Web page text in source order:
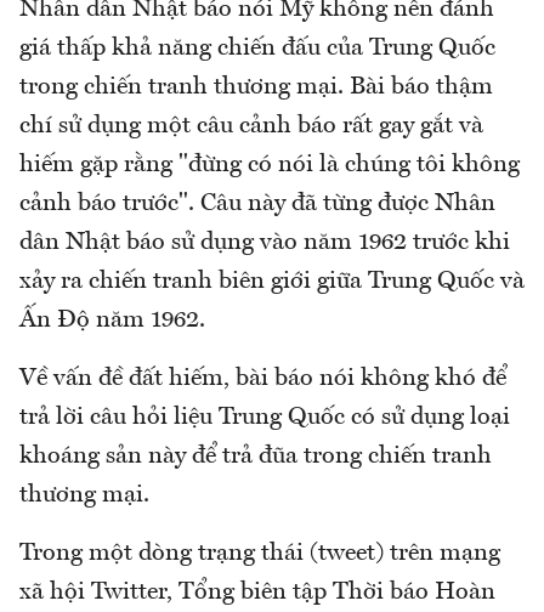
Nhân dân Nhật báo nói Mỹ không nên đánh
giá thấp khả năng chiến đấu của Trung Quốc
trong chiến tranh thương mại. Bài báo thậm
chí sử dụng một câu cảnh báo rất gay gắt và
hiếm gặp rằng "đừng có nói là chúng tôi không
cảnh báo trước". Câu này đã từng được Nhân
dân Nhật báo sử dụng vào năm 1962 trước khi
xảy ra chiến tranh biên giới giữa Trung Quốc và
Ấn Độ năm 1962.
Về vấn đề đất hiếm, bài báo nói không khó để
trả lời câu hỏi liệu Trung Quốc có sử dụng loại
khoáng sản này để trả đũa trong chiến tranh
thương mại.
Trong một dòng trạng thái (tweet) trên mạng
xã hội Twitter, Tổng biên tập Thời báo Hoàn